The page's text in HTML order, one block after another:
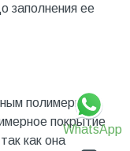
WhatsApp
заполнения ее
полимерным
покрытие
как она